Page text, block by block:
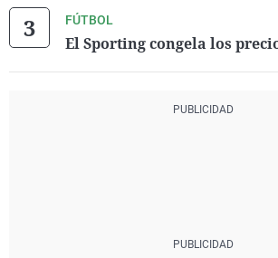
FÚTBOL
El Sporting congela los